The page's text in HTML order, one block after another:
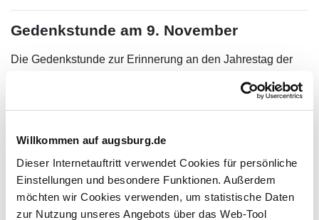
Willkommen auf augsburg.de
Dieser Internetauftritt verwendet Cookies für persönliche
Einstellungen und besondere Funktionen. Außerdem
möchten wir Cookies verwenden, um statistische Daten
zur Nutzung unseres Angebots über das Web-Tool
Gedenkstunde am 9. November
Die Gedenkstunde zur Erinnerung an den Jahrestag der
begangen.
Links
Israelitische Kultusgemeinde Augsburg